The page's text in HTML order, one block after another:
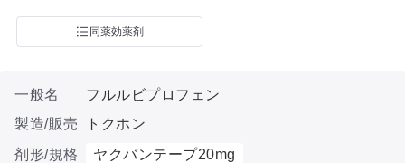
同薬効薬剤
一般名
フルルビプロフェン
製造/販売
トクホン
剤形/規格
ヤクバンテープ20mg